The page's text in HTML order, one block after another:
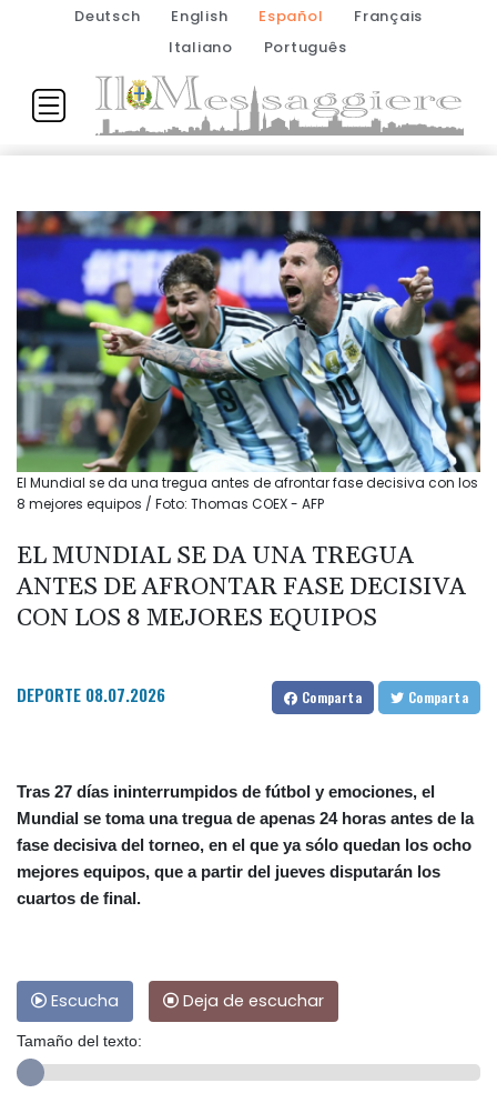
Deutsch English Español
Français
Italiano
Português
El Mundial se da una tregua antes de afrontar fase decisiva con los
8 mejores equipos / Foto: Thomas COEX - AFP
EL MUNDIAL SE DA UNA TREGUA
ANTES DE AFRONTAR FASE DECISIVA
CON LOS 8 MEJORES EQUIPOS
DEPORTE 08.07.2026 Comparta Comparta
Tras 27 días ininterrumpidos de fútbol y emociones, el
Mundial se toma una tregua de apenas 24 horas antes de la
fase decisiva del torneo, en el que ya sólo quedan los ocho
mejores equipos, que a partir del jueves disputarán los
cuartos de final.
Escucha Deja de escuchar
Tamaño del texto: